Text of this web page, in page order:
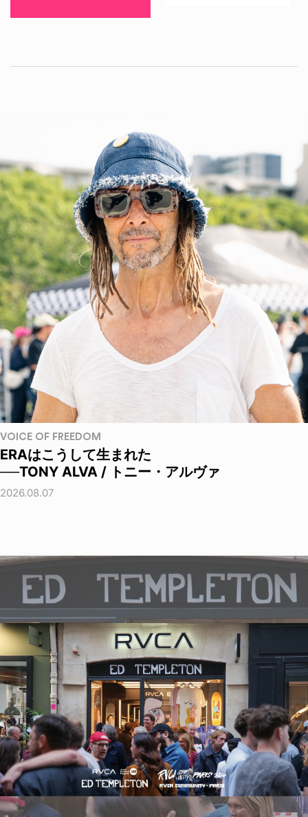
VOICE OF FREEDOM
ERAはこうして生まれた
──TONY ALVA / トニー・アルヴァ
2026.08.07